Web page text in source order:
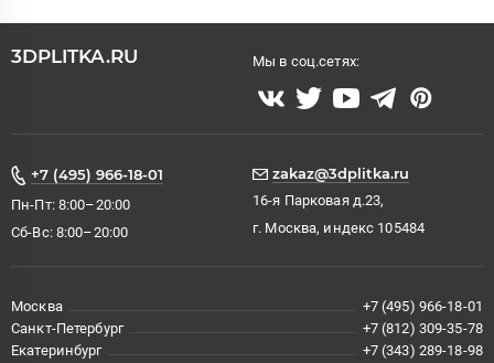
3DPLITKA.RU Мы в соц.сетях:
+7 (495) 966-18-01
Пн-Пт: 8:00–20:00
Сб-Вс: 8:00–20:00
zakaz@3dplitka.ru
16-я Парковая д.23,
г. Москва, индекс 105484
Москва
+7 (495) 966-18-01
Санкт-Петербург
+7 (812) 309-35-78
Екатеринбург
+7 (343) 289-18-98